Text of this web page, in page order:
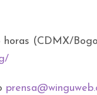
horas (CDMX/